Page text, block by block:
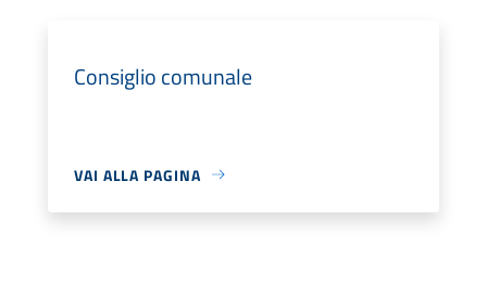
Consiglio comunale
VAI ALLA PAGINA